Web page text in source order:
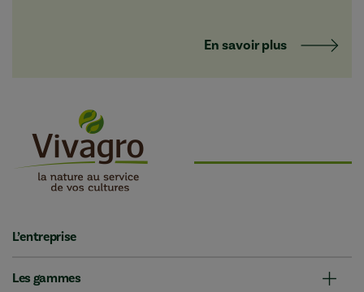
En savoir plus
L’entreprise
Les gammes